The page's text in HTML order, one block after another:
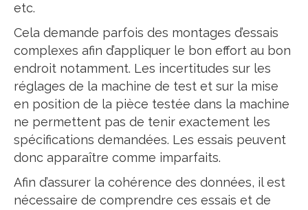
etc.
Cela demande parfois des montages d’essais
complexes afin d’appliquer le bon effort au bon
endroit notamment. Les incertitudes sur les
réglages de la machine de test et sur la mise
en position de la pièce testée dans la machine
ne permettent pas de tenir exactement les
spécifications demandées. Les essais peuvent
donc apparaître comme imparfaits.
Afin d’assurer la cohérence des données, il est
nécessaire de comprendre ces essais et de